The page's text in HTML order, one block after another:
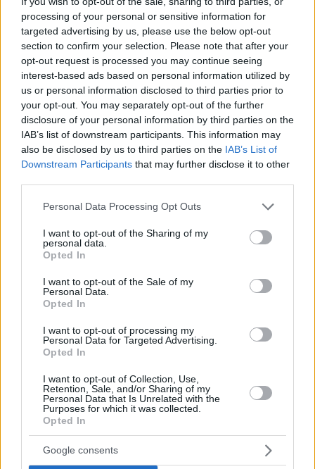
processing of your personal or sensitive information for
targeted advertising by us, please use the below opt-out
section to confirm your selection. Please note that after your
opt-out request is processed you may continue seeing
interest-based ads based on personal information utilized by
us or personal information disclosed to third parties prior to
your opt-out. You may separately opt-out of the further
disclosure of your personal information by third parties on the
IAB’s list of downstream participants. This information may
also be disclosed by us to third parties on the IAB’s List of
Downstream Participants that may further disclose it to other
Please note that this website/app uses one or more Google
not limited to your visit or usage behaviour. You may click to
grant or deny consent to Google and its third-party tags to
use your data for below specified purposes in below Google
consent section.
Personal Data Processing Opt Outs
I want to opt-out of the Sharing of my
personal data.
Opted In
I want to opt-out of the Sale of my
Personal Data.
Opted In
I want to opt-out of processing my
Personal Data for Targeted Advertising.
Opted In
I want to opt-out of Collection, Use,
Retention, Sale, and/or Sharing of my
Personal Data that Is Unrelated with the
Purposes for which it was collected.
Opted In
Google consents
Γαλλίας, ενώ το καλοκαίρι του 2015 μετακινήθηκε στη
Rouen Metropole Basket, αγωνιζόμενος στην πρώτη
κατηγορία του γαλλικού πρωταθλήματος.